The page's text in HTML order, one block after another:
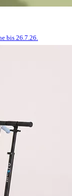
bis 26.7.26.